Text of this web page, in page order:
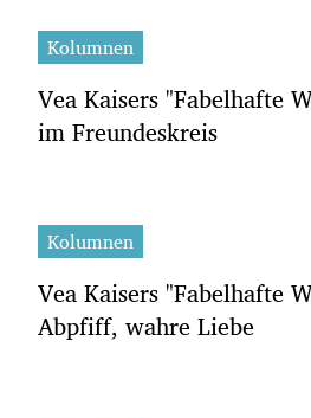
Kolumnen
Vea Kaisers "Fabelhafte
im Freundeskreis
Kolumnen
Vea Kaisers "Fabelhafte
Abpfiff, wahre Liebe